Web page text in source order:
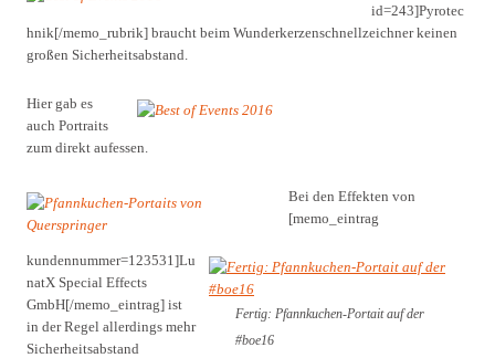
id=243]Pyrotec
hnik[/memo_rubrik] braucht beim Wunderkerzenschnellzeichner keinen
großen Sicherheitsabstand.
Hier gab es
auch Portraits
zum direkt aufessen.
Fertig: Pfannkuchen-Portait auf der
#boe16
Bei den Effekten von
[memo_eintrag
kundennummer=123531]Lu
natX Special Effects
GmbH[/memo_eintrag] ist
in der Regel allerdings mehr
Sicherheitsabstand